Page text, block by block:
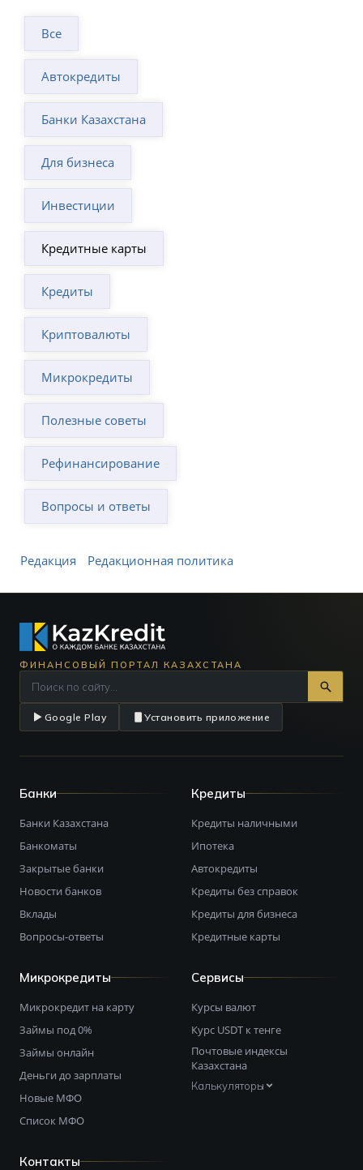
Все
Автокредиты
Банки Казахстана
Для бизнеса
Инвестиции
Кредитные карты
Кредиты
Криптовалюты
Микрокредиты
Полезные советы
Рефинансирование
Вопросы и ответы
Редакция Редакционная политика
ФИНАНСОВЫЙ ПОРТАЛ КАЗАХСТАНА
Google Play Установить приложение
Банки
Банки Казахстана
Банкоматы
Закрытые банки
Новости банков
Вклады
Вопросы-ответы
Кредиты
Кредиты наличными
Ипотека
Автокредиты
Кредиты без справок
Кредиты для бизнеса
Кредитные карты
Микрокредиты
Микрокредит на карту
Займы под 0%
Займы онлайн
Деньги до зарплаты
Новые МФО
Список МФО
Сервисы
Курсы валют
Курс USDT к тенге
Почтовые индексы
Казахстана
Калькуляторы
Контакты